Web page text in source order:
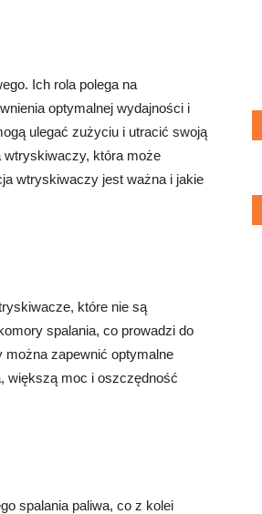
Ich rola polega na
optymalnej wydajności i
ulegać zużyciu i utracić swoją
wtryskiwaczy, która może
wtryskiwaczy jest ważna i jakie
które nie są
spalania, co prowadzi do
można zapewnić optymalne
większą moc i oszczędność
spalania paliwa, co z kolei